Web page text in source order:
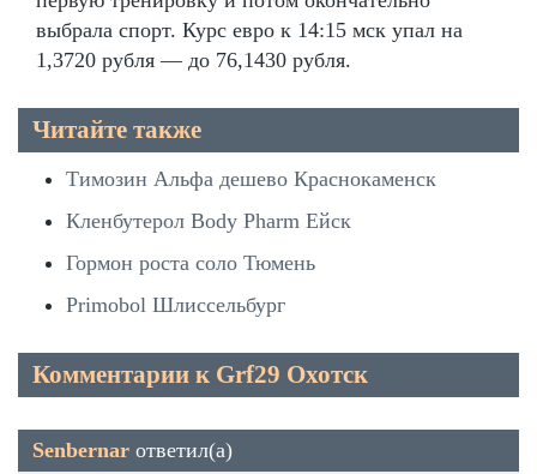
выбрала спорт. Курс евро к 14:15 мск упал на
1,3720 рубля — до 76,1430 рубля.
Читайте также
Tимозин Альфа дешево Краснокаменск
Кленбутерол Body Pharm Ейск
Гормон роста соло Тюмень
Primobol Шлиссельбург
Комментарии к Grf29 Охотск
Senbernar ответил(а)